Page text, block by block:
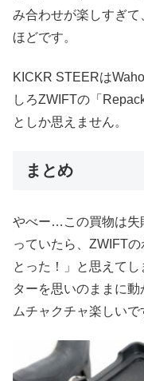
み合わせが楽しすぎ
ほどです。
KICKR STEERは
しろZWIFTの「
としか思えません。
まとめ
やべー…この買物は失
っていたら、ZWIFT
とった！」と思えて
ターを思いのままに動
ムチャクチャ楽しいで